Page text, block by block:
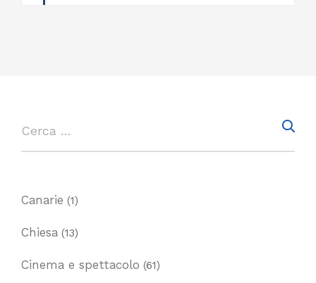
Canarie (1)
Chiesa (13)
Cinema e spettacolo (61)